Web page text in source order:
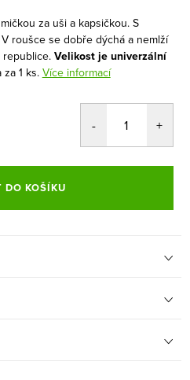
za uši a kapsičkou. S
V roušce se dobře dýchá a nemlží
Velikost je univerzální
1 ks. Více informací
DO KOŠÍKU